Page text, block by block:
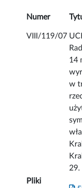
Numer
VIII/119/07
14
w
29.
Pliki